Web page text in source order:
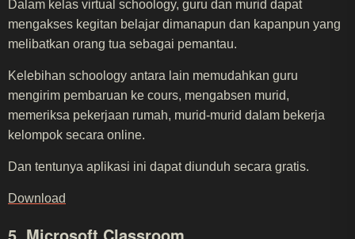
Dalam kelas virtual schoology, guru dan murid dapat
mengakses kegitan belajar dimanapun dan kapanpun yang
melibatkan orang tua sebagai pemantau.
Kelebihan schoology antara lain memudahkan guru
mengirim pembaruan ke cours, mengabsen murid,
memeriksa pekerjaan rumah, murid-murid dalam bekerja
kelompok secara online.
Dan tentunya aplikasi ini dapat diunduh secara gratis.
Download